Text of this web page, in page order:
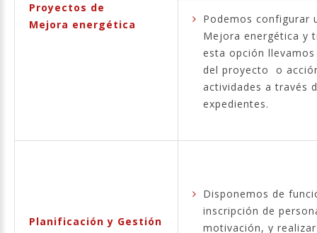
Proyectos de
Mejora energética
Podemos configurar
Mejora energética y
esta opción
del proyecto o
actividades a través
expedientes.
Planificación y Gestión
Disponemos de
inscripción de
motivación, y